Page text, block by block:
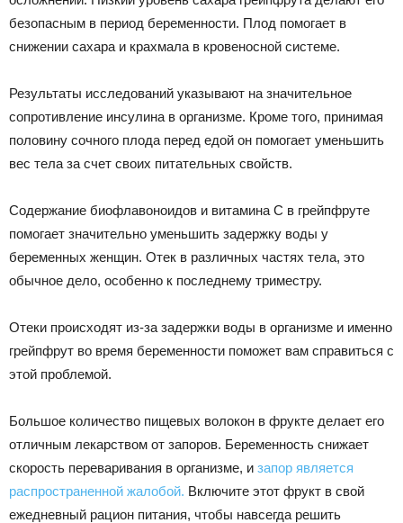
безопасным в период беременности. Плод помогает в
снижении сахара и крахмала в кровеносной системе.
Результаты исследований указывают на значительное
сопротивление инсулина в организме. Кроме того, принимая
половину сочного плода перед едой он помогает уменьшить
вес тела за счет своих питательных свойств.
Содержание биофлавоноидов и витамина С в грейпфруте
помогает значительно уменьшить задержку воды у
беременных женщин. Отек в различных частях тела, это
обычное дело, особенно к последнему триместру.
Отеки происходят из-за задержки воды в организме и именно
грейпфрут во время беременности поможет вам справиться с
этой проблемой.
Большое количество пищевых волокон в фрукте делает его
отличным лекарством от запоров. Беременность снижает
скорость переваривания в организме, и запор является
распространенной жалобой. Включите этот фрукт в свой
ежедневный рацион питания, чтобы навсегда решить